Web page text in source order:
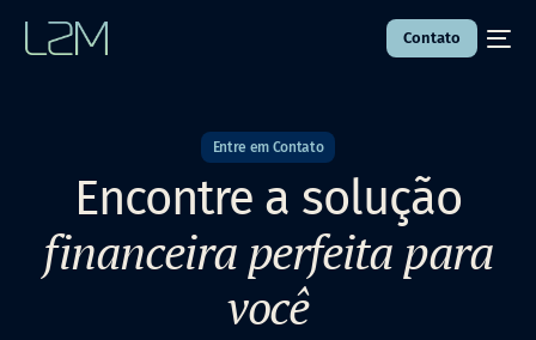
Contato
Entre em Contato
Encontre a solução
financeira perfeita para
você